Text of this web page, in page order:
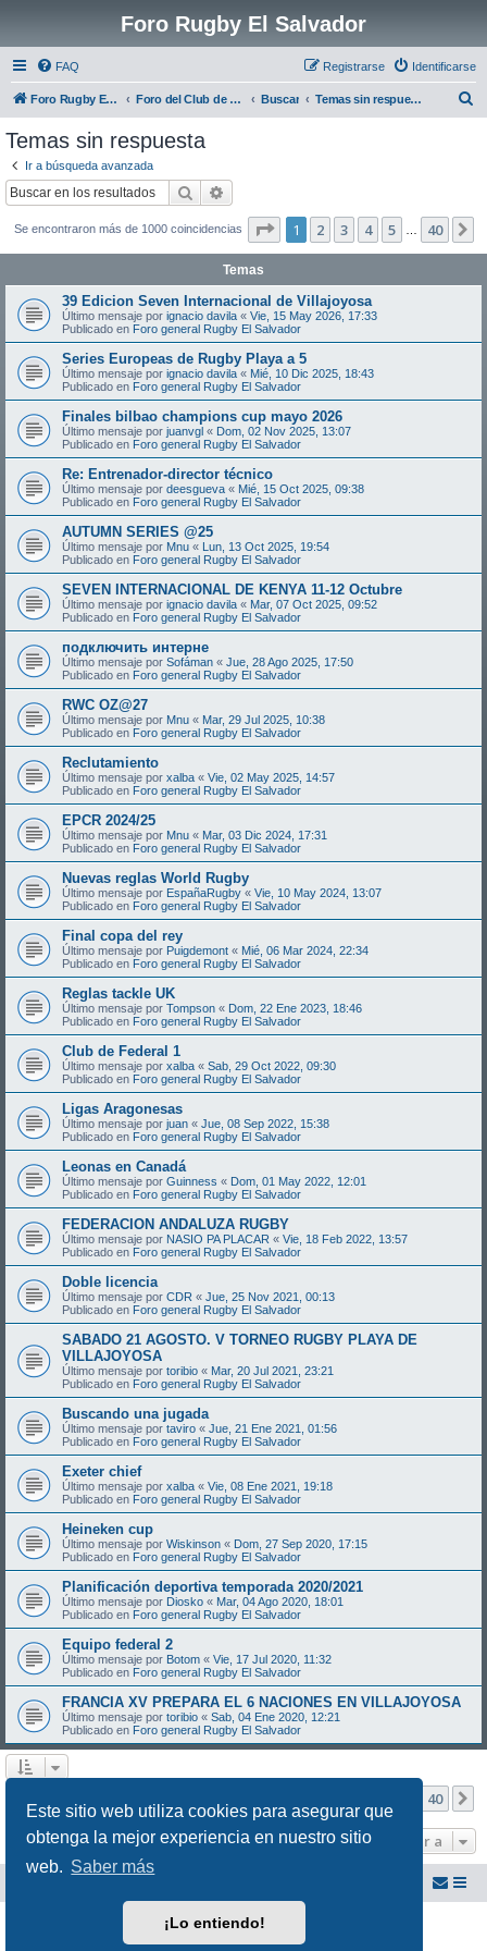
Este sitio web utiliza cookies para asegurar que
obtenga la mejor experiencia en nuestro sitio
web. Saber más
¡Lo entiendo!
Foro Rugby El Salvador
FAQ Identificarse
Registrarse
Foro Rugby El Salvador Foro del Club de Rugby El Salvador Buscar Temas sin respuesta
Temas sin respuesta
Ir a búsqueda avanzada
Buscar
Se encontraron más de 1000 coincidencias Página de 40
1 2 3 4 5 40
Temas
39 Edicion Seven Internacional de Villajoyosa
Último mensaje por ignacio davila « Vie, 15 May 2026, 17:33
Publicado en Foro general Rugby El Salvador
Series Europeas de Rugby Playa a 5
Último mensaje por ignacio davila « Mié, 10 Dic 2025, 18:43
Publicado en Foro general Rugby El Salvador
Finales bilbao champions cup mayo 2026
Último mensaje por juanvgl « Dom, 02 Nov 2025, 13:07
Publicado en Foro general Rugby El Salvador
Re: Entrenador-director técnico
Último mensaje por deesgueva « Mié, 15 Oct 2025, 09:38
Publicado en Foro general Rugby El Salvador
AUTUMN SERIES @25
Último mensaje por Mnu « Lun, 13 Oct 2025, 19:54
Publicado en Foro general Rugby El Salvador
SEVEN INTERNACIONAL DE KENYA 11-12 Octubre
Último mensaje por ignacio davila « Mar, 07 Oct 2025, 09:52
Publicado en Foro general Rugby El Salvador
подключить интерне
Último mensaje por Sofáman « Jue, 28 Ago 2025, 17:50
Publicado en Foro general Rugby El Salvador
RWC OZ@27
Último mensaje por Mnu « Mar, 29 Jul 2025, 10:38
Publicado en Foro general Rugby El Salvador
Reclutamiento
Último mensaje por xalba « Vie, 02 May 2025, 14:57
Publicado en Foro general Rugby El Salvador
EPCR 2024/25
Último mensaje por Mnu « Mar, 03 Dic 2024, 17:31
Publicado en Foro general Rugby El Salvador
Nuevas reglas World Rugby
Último mensaje por EspañaRugby « Vie, 10 May 2024, 13:07
Publicado en Foro general Rugby El Salvador
Final copa del rey
Último mensaje por Puigdemont « Mié, 06 Mar 2024, 22:34
Publicado en Foro general Rugby El Salvador
Reglas tackle UK
Último mensaje por Tompson « Dom, 22 Ene 2023, 18:46
Publicado en Foro general Rugby El Salvador
Club de Federal 1
Último mensaje por xalba « Sab, 29 Oct 2022, 09:30
Publicado en Foro general Rugby El Salvador
Ligas Aragonesas
Último mensaje por juan « Jue, 08 Sep 2022, 15:38
Publicado en Foro general Rugby El Salvador
Leonas en Canadá
Último mensaje por Guinness « Dom, 01 May 2022, 12:01
Publicado en Foro general Rugby El Salvador
FEDERACION ANDALUZA RUGBY
Último mensaje por NASIO PA PLACAR « Vie, 18 Feb 2022, 13:57
Publicado en Foro general Rugby El Salvador
Doble licencia
Último mensaje por CDR « Jue, 25 Nov 2021, 00:13
Publicado en Foro general Rugby El Salvador
SABADO 21 AGOSTO. V TORNEO RUGBY PLAYA DE
VILLAJOYOSA
Último mensaje por toribio « Mar, 20 Jul 2021, 23:21
Publicado en Foro general Rugby El Salvador
Buscando una jugada
Último mensaje por taviro « Jue, 21 Ene 2021, 01:56
Publicado en Foro general Rugby El Salvador
Exeter chief
Último mensaje por xalba « Vie, 08 Ene 2021, 19:18
Publicado en Foro general Rugby El Salvador
Heineken cup
Último mensaje por Wiskinson « Dom, 27 Sep 2020, 17:15
Publicado en Foro general Rugby El Salvador
Planificación deportiva temporada 2020/2021
Último mensaje por Diosko « Mar, 04 Ago 2020, 18:01
Publicado en Foro general Rugby El Salvador
Equipo federal 2
Último mensaje por Botom « Vie, 17 Jul 2020, 11:32
Publicado en Foro general Rugby El Salvador
FRANCIA XV PREPARA EL 6 NACIONES EN VILLAJOYOSA
Último mensaje por toribio « Sab, 04 Ene 2020, 12:21
Publicado en Foro general Rugby El Salvador
40
Ir a
Desarrollado porphpBB® Forum Software © phpBB Limited
phpBB España